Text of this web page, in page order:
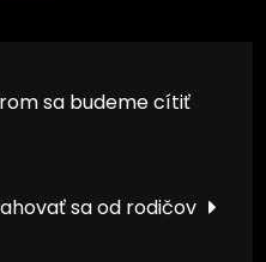
sa budeme cítiť
sa od rodičov